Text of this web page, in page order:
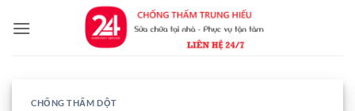
qua
CHỐNG THẤM DỘT